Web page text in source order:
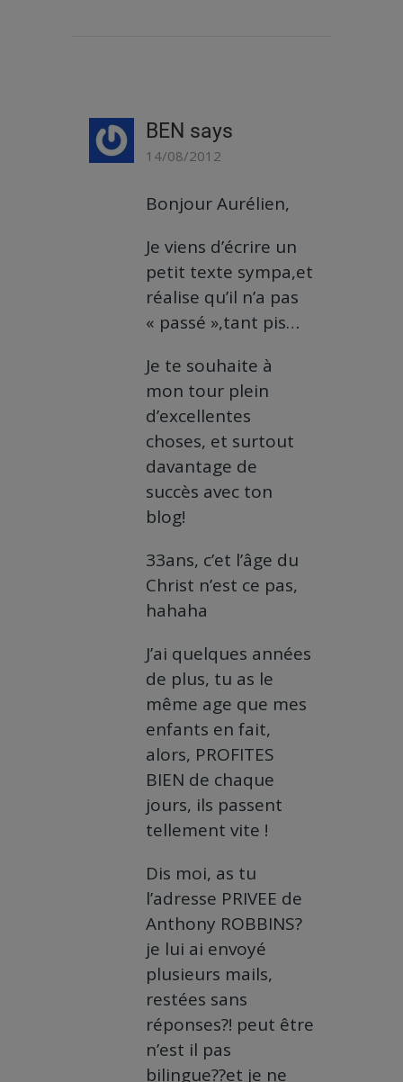
BEN says
14/08/2012
Bonjour Aurélien,
Je viens d’écrire un
petit texte sympa,et
réalise qu’il n’a pas
« passé »,tant pis…
Je te souhaite à
mon tour plein
d’excellentes
choses, et surtout
davantage de
succès avec ton
blog!
33ans, c’et l’âge du
Christ n’est ce pas,
hahaha
J’ai quelques années
de plus, tu as le
même age que mes
enfants en fait,
alors, PROFITES
BIEN de chaque
jours, ils passent
tellement vite !
Dis moi, as tu
l’adresse PRIVEE de
Anthony ROBBINS?
je lui ai envoyé
plusieurs mails,
restées sans
réponses?! peut être
n’est il pas
bilingue??et je ne